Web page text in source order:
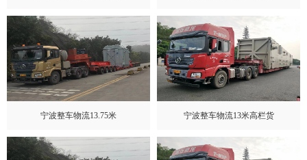
宁波整车物流13.75米 宁波整车物流13米高栏货